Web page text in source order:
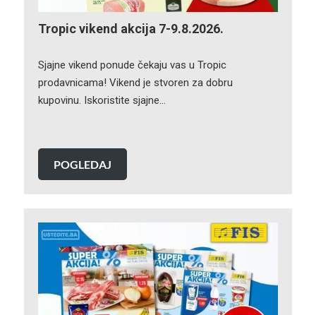
Tropic vikend akcija 7-9.8.2026.
Sjajne vikend ponude čekaju vas u Tropic
prodavnicama! Vikend je stvoren za dobru
kupovinu. Iskoristite sjajne…
POGLEDAJ